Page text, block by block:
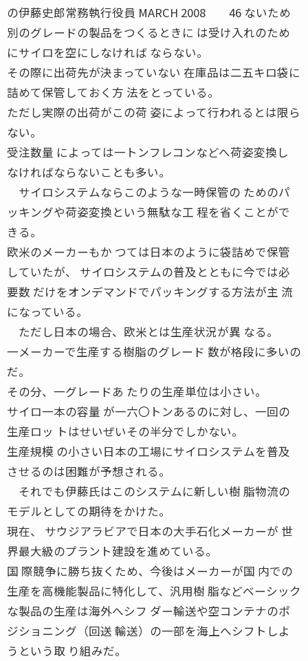
の伊藤史郎常務執行役員 MARCH 2008 46 ないため
別のグレードの製品をつくるときに は受け入れのため
にサイロを空にしなければ ならない。
その際に出荷先が決まっていない 在庫品は二五キロ袋に
詰めて保管しておく方 法をとっている。
ただし実際の出荷がこの荷 姿によって行われるとは限ら
ない。
受注数量 によっては一トンフレコンなどへ荷姿変換し
なければならないことも多い。
サイロシステムならこのような一時保管の ためのパ
ッキングや荷姿変換という無駄な工 程を省くことがで
きる。
欧米のメーカーもか つては日本のように袋詰めで保管
していたが、 サイロシステムの普及とともに今では必
要数 だけをオンデマンドでパッキングする方法が主 流
になっている。
ただし日本の場合、欧米とは生産状況が異 なる。
一メーカーで生産する樹脂のグレード 数が格段に多いの
だ。
その分、一グレードあ たりの生産単位は小さい。
サイロ一本の容量 が一六〇トンあるのに対し、一回の
生産ロッ トはせいぜいその半分でしかない。
生産規模 の小さい日本の工場にサイロシステムを普及
させるのは困難が予想される。
それでも伊藤氏はこのシステムに新しい樹 脂物流の
モデルとしての期待をかけた。
現在、 サウジアラビアで日本の大手石化メーカーが 世
界最大級のプラント建設を進めている。
国 際競争に勝ち抜くため、今後はメーカーが国 内での
生産を高機能製品に特化して、汎用樹 脂などベーシック
な製品の生産は海外へシフ ダー輸送や空コンテナのポ
ジショニング（回送 輸送）の一部を海上へシフトしよ
うという取 り組みだ。